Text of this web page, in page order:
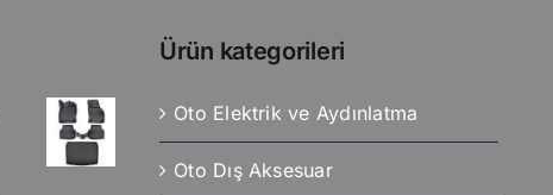
Ürün kategorileri
Oto Elektrik ve Aydınlatma
Oto Dış Aksesuar